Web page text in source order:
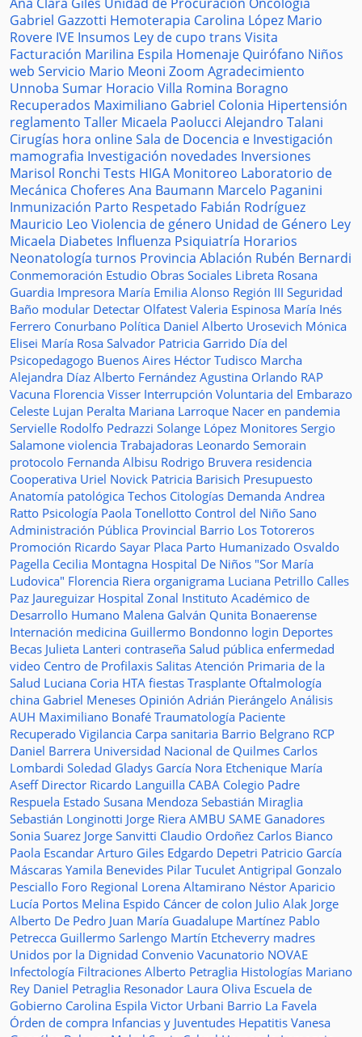
Gabriel Gazzotti Hemoterapia Carolina López Mario
Rovere IVE Insumos Ley de cupo trans Visita
Facturación Marilina Espila Homenaje Quirófano Niños
web Servicio Mario Meoni Zoom Agradecimiento
Unnoba Sumar Horacio Villa Romina Boragno
Recuperados Maximiliano Gabriel Colonia Hipertensión
reglamento Taller Micaela Paolucci Alejandro Talani
Cirugías hora onlineSala de Docencia e Investigación
mamografia Investigación novedades Inversiones
Marisol Ronchi Tests HIGA Monitoreo Laboratorio de
Mecánica Choferes Ana Baumann Marcelo Paganini
Inmunización Parto Respetado Fabián Rodríguez
Mauricio Leo Violencia de género Unidad de Género Ley
Micaela Diabetes Influenza Psiquiatría Horarios
Neonatología turnos Provincia Ablación Rubén Bernardi
Conmemoración Estudio Obras Sociales Libreta Rosana
Guardia Impresora María Emilia Alonso Región III Seguridad
Baño modular Detectar Olfatest Valeria Espinosa María Inés
Ferrero Conurbano Política Daniel Alberto Urosevich Mónica
Elisei María Rosa Salvador Patricia Garrido Día del
Psicopedagogo Buenos Aires Héctor Tudisco Marcha
Alejandra Díaz Alberto Fernández Agustina Orlando RAP
Vacuna Florencia Visser Interrupción Voluntaria del Embarazo
Celeste Lujan Peralta Mariana Larroque Nacer en pandemia
Servielle Rodolfo Pedrazzi Solange López Monitores Sergio
Salamone violencia Trabajadoras Leonardo Semorain
protocolo Fernanda Albisu Rodrigo Bruvera residencia
Cooperativa Uriel Novick Patricia Barisich Presupuesto
Anatomía patológica Techos Citologías Demanda Andrea
Ratto Psicología Paola Tonellotto Control del Niño Sano
Administración Pública Provincial Barrio Los Totoreros
Promoción Ricardo Sayar Placa Parto Humanizado Osvaldo
Pagella Cecilia Montagna Hospital De Niños "Sor María
Ludovica" Florencia Riera organigrama Luciana Petrillo Calles
Paz Jaureguizar Hospital Zonal Instituto Académico de
Desarrollo Humano Malena Galván Qunita Bonaerense
Internación medicina Guillermo Bondonno login Deportes
Becas Julieta Lanteri contraseña Salud pública enfermedad
video Centro de Profilaxis Salitas Atención Primaria de la
Salud Luciana Coria HTA fiestas Trasplante Oftalmología
china Gabriel Meneses Opinión Adrián Pierángelo Análisis
AUH Maximiliano Bonafé Traumatología Paciente
Recuperado Vigilancia Carpa sanitaria Barrio Belgrano RCP
Daniel Barrera Universidad Nacional de Quilmes Carlos
Lombardi Soledad Gladys García Nora Etchenique María
Aseff Director Ricardo Languilla CABA Colegio Padre
Respuela Estado Susana Mendoza Sebastián Miraglia
Sebastián Longinotti Jorge Riera AMBU SAME Ganadores
Sonia Suarez Jorge Sanvitti Claudio Ordoñez Carlos Bianco
Paola Escandar Arturo Giles Edgardo Depetri Patricio García
Máscaras Yamila Benevides Pilar Tuculet Antigripal Gonzalo
Pesciallo Foro Regional Lorena Altamirano Néstor Aparicio
Lucía Portos Melina Espido Cáncer de colon Julio Alak Jorge
Alberto De Pedro Juan María Guadalupe Martínez Pablo
Petrecca Guillermo Sarlengo Martín Etcheverry madres
Unidos por la Dignidad Convenio Vacunatorio NOVAE
Infectología Filtraciones Alberto Petraglia Histologías Mariano
Rey Daniel Petraglia Resonador Laura Oliva Escuela de
Gobierno Carolina Espila Victor Urbani Barrio La Favela
Órden de compra Infancias y Juventudes Hepatitis Vanesa